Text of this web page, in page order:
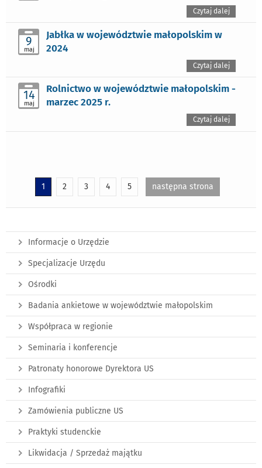
Czytaj dalej
9
maj
Jabłka w województwie małopolskim w
2024
Czytaj dalej
14
maj
Rolnictwo w województwie małopolskim -
marzec 2025 r.
Czytaj dalej
1 2 3 4 5 następna strona
Informacje o Urzędzie
Specjalizacje Urzędu
Ośrodki
Badania ankietowe w województwie małopolskim
Współpraca w regionie
Seminaria i konferencje
Patronaty honorowe Dyrektora US
Infografiki
Zamówienia publiczne US
Praktyki studenckie
Likwidacja / Sprzedaż majątku